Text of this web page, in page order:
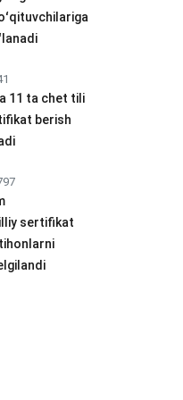
11 ta chet tili
berish
sertifikat